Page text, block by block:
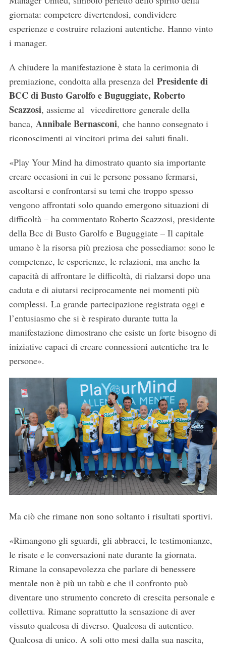
giornata: competere divertendosi, condividere
esperienze e costruire relazioni autentiche. Hanno vinto
i manager.
A chiudere la manifestazione è stata la cerimonia di
premiazione, condotta alla presenza del Presidente di
BCC di Busto Garolfo e Buguggiate, Roberto
Scazzosi, assieme al vicedirettore generale della
banca, Annibale Bernasconi, che hanno consegnato i
riconoscimenti ai vincitori prima dei saluti finali.
«Play Your Mind ha dimostrato quanto sia importante
creare occasioni in cui le persone possano fermarsi,
ascoltarsi e confrontarsi su temi che troppo spesso
vengono affrontati solo quando emergono situazioni di
difficoltà – ha commentato Roberto Scazzosi, presidente
della Bcc di Busto Garolfo e Buguggiate – Il capitale
umano è la risorsa più preziosa che possediamo: sono le
competenze, le esperienze, le relazioni, ma anche la
capacità di affrontare le difficoltà, di rialzarsi dopo una
caduta e di aiutarsi reciprocamente nei momenti più
complessi. La grande partecipazione registrata oggi e
l’entusiasmo che si è respirato durante tutta la
manifestazione dimostrano che esiste un forte bisogno di
iniziative capaci di creare connessioni autentiche tra le
persone».
Ma ciò che rimane non sono soltanto i risultati sportivi.
«Rimangono gli sguardi, gli abbracci, le testimonianze,
le risate e le conversazioni nate durante la giornata.
Rimane la consapevolezza che parlare di benessere
mentale non è più un tabù e che il confronto può
diventare uno strumento concreto di crescita personale e
collettiva. Rimane soprattutto la sensazione di aver
vissuto qualcosa di diverso. Qualcosa di autentico.
Qualcosa di unico. A soli otto mesi dalla sua nascita,
S
a
r
c